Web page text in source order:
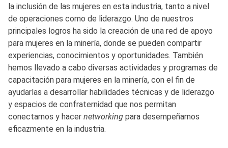
la inclusión de las mujeres en esta industria, tanto a nivel
de operaciones como de liderazgo. Uno de nuestros
principales logros ha sido la creación de una red de apoyo
para mujeres en la minería, donde se pueden compartir
experiencias, conocimientos y oportunidades. También
hemos llevado a cabo diversas actividades y programas de
capacitación para mujeres en la minería, con el fin de
ayudarlas a desarrollar habilidades técnicas y de liderazgo
y espacios de confraternidad que nos permitan
conectarnos y hacer networking para desempeñarnos
eficazmente en la industria.